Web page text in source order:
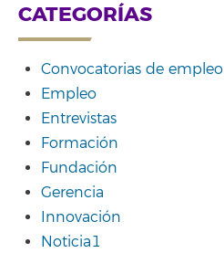
CATEGORÍAS
Convocatorias de empleo
Empleo
Entrevistas
Formación
Fundación
Gerencia
Innovación
Noticia1